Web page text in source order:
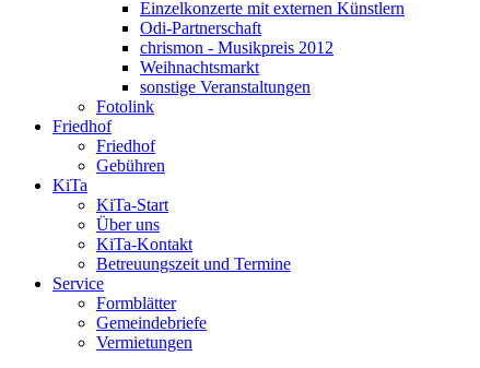
Einzelkonzerte mit externen Künstlern
Odi-Partnerschaft
chrismon - Musikpreis 2012
Weihnachtsmarkt
sonstige Veranstaltungen
Fotolink
Friedhof
Friedhof
Gebühren
KiTa
KiTa-Start
Über uns
KiTa-Kontakt
Betreuungszeit und Termine
Service
Formblätter
Gemeindebriefe
Vermietungen